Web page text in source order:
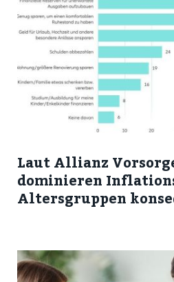
Laut Allianz
dominieren
Altersgruppen